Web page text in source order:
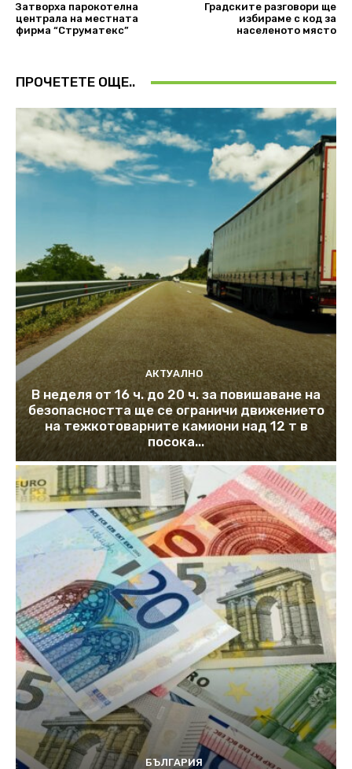
Затворха парокотелна
централа на местната
фирма “Струматекс”
Градските разговори ще
избираме с код за
населеното място
ПРОЧЕТЕТЕ ОЩЕ..
АКТУАЛНО
В неделя от 16 ч. до 20 ч. за повишаване на
безопасността ще се ограничи движението
на тежкотоварните камиони над 12 т в
посока...
БЪЛГАРИЯ